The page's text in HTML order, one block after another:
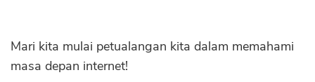
Mari kita mulai petualangan kita dalam memahami
masa depan internet!